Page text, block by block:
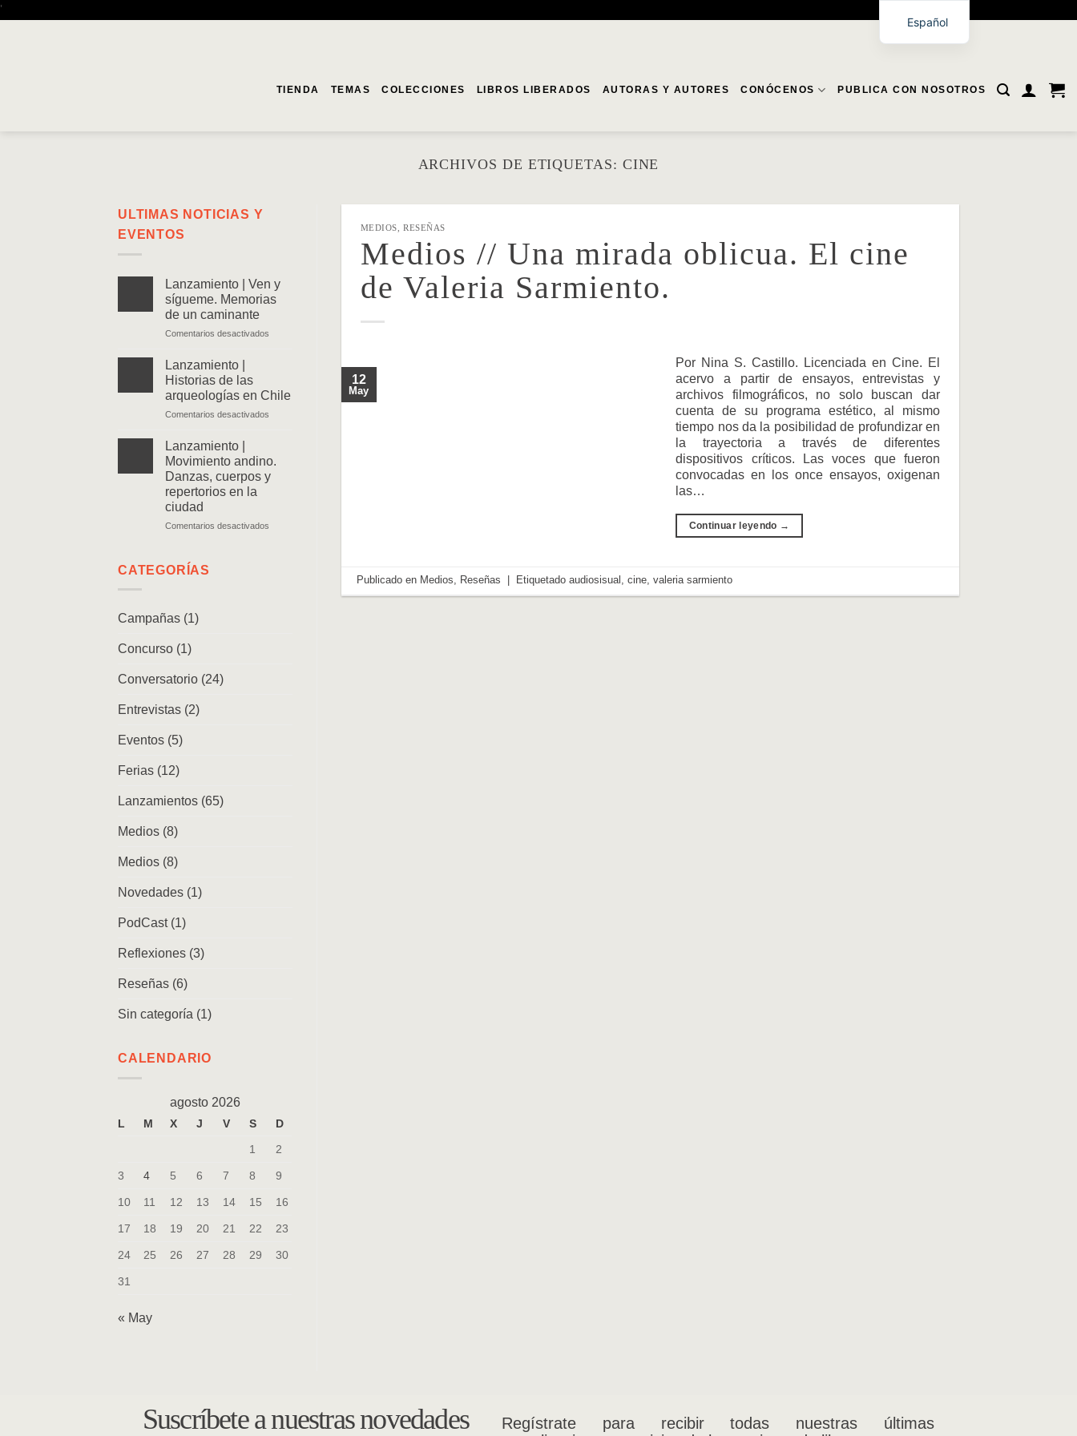
'
TIENDA TEMAS COLECCIONES LIBROS LIBERADOS AUTORAS Y AUTORES CONÓCENOS PUBLICA CON NOSOTROS
ARCHIVOS DE ETIQUETAS: CINE
ULTIMAS NOTICIAS Y
EVENTOS
Lanzamiento | Ven y
sígueme. Memorias
de un caminante
Comentarios desactivados
sígueme.
Lanzamiento |
Historias de las
arqueologías en Chile
Comentarios desactivados
de
las
Lanzamiento |
Movimiento andino.
Danzas, cuerpos y
repertorios en la
ciudad
Comentarios desactivados
CATEGORÍAS
Campañas (1)
Concurso (1)
Conversatorio (24)
Entrevistas (2)
Eventos (5)
Ferias (12)
Lanzamientos (65)
Medios (8)
Medios (8)
Novedades (1)
PodCast(1)
Reflexiones (3)
Reseñas (6)
Sin categoría (1)
CALENDARIO
agosto 2026
L M X J V S
D
1
2
3 4 5 6 7 8 9
10 11 12 13 14 15 16
17 18 19 20 21 22 23
24 25 26 27 28 29 30
31
« May
MEDIOS RESEÑAS
Medios // Una mirada oblicua. El cine
de Valeria Sarmiento.
12
May
Por Nina S. Castillo. Licenciada en Cine. El
acervo a partir de ensayos, entrevistas y
archivos filmográficos, no solo buscan dar
cuenta de su programa estético, al mismo
tiempo nos da la posibilidad de profundizar en
la trayectoria a través de diferentes
dispositivos críticos. Las voces que fueron
convocadas en los once ensayos, oxigenan
las…
Continuar leyendo →
Publicado en Medios, Reseñas Etiquetado audiosisual , cine, valeria sarmiento
Suscríbete a nuestras novedades
Regístrate para recibir todas nuestras últimas
Español